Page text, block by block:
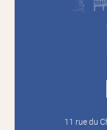
11 rue du